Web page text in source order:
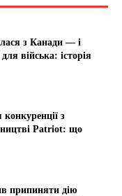
з Канади — і
війська: історія
з
Patriot: що
припиняти дію